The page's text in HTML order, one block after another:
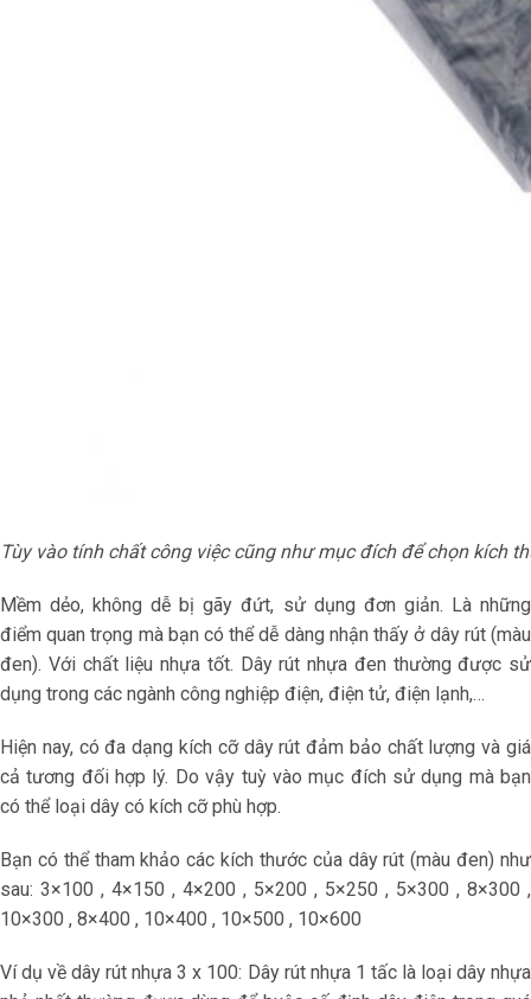
Tùy vào tính chất công việc cũng như mục đích để chọn kích
Mềm dẻo, không dễ bị gãy đứt, sử dụng đơn giản. Là những
điểm quan trọng mà bạn có thể dễ dàng nhận thấy ở dây rút (màu
đen). Với chất liệu nhựa tốt. Dây rút nhựa đen thường được sử
dụng trong các ngành công nghiệp điện, điện tử, điện lạnh,…
Hiện nay, có đa dạng kích cỡ dây rút đảm bảo chất lượng và giá
cả tương đối hợp lý. Do vậy tuỳ vào mục đích sử dụng mà bạn
có thể loại dây có kích cỡ phù hợp.
Bạn có thể tham khảo các kích thước của dây rút (màu đen) như
sau: 3×100 , 4×150 , 4×200 , 5×200 , 5×250 , 5×300 , 8×300 ,
10×300 , 8×400 , 10×400 , 10×500 , 10×600
Ví dụ về dây rút nhựa 3 x 100: Dây rút nhựa 1 tấc là loại dây nhựa